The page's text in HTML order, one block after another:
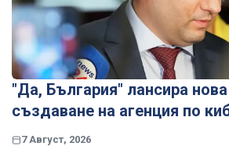
"Да, България" лансира
създаване на агенция по
7 Август, 2026